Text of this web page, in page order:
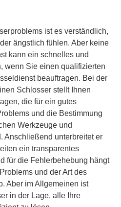
ist es verständlich,
ängstlich fühlen. Aber keine
kann ein schnelles und
wenn Sie einen qualifizierten
beauftragen. Bei der
Schlosser stellt Ihnen
die für ein gutes
und die Bestimmung
Werkzeuge und
Anschließend unterbreitet er
ein transparentes
für die Fehlerbehebung hängt
und der Art des
Aber im Allgemeinen ist
in der Lage, alle Ihre